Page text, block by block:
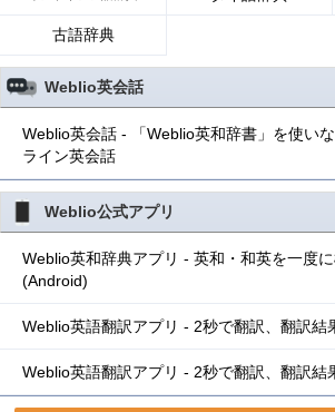
古語辞典
Weblio英会話
Weblio英会話 - 「Weblio英和辞書」を使い
ライン英会話
Weblio公式アプリ
Weblio英和辞典アプリ - 英和・和英を一度
(Android)
Weblio英語翻訳アプリ - 2秒で翻訳、翻訳結
Weblio英語翻訳アプリ - 2秒で翻訳、翻訳結